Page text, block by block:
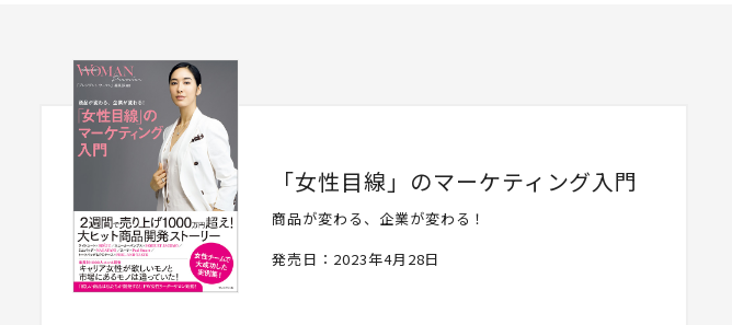
「女性目線」のマーケティング入門
商品が変わる、企業が変わる！
発売日：2023年4月28日